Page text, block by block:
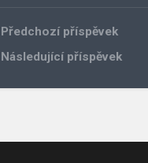
Předchozí příspěvek
Následující příspěvek